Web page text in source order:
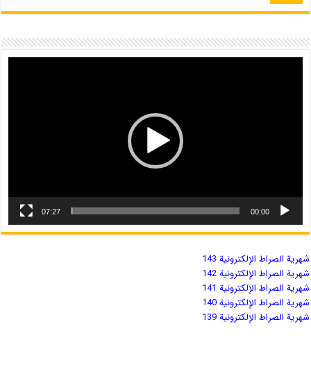
00:00
07:27
شهریة الصراط الإلكترونية 143
شهریة الصراط الإلكترونية 142
شهریة الصراط الإلكترونية 141
شهریة الصراط الإلكترونية 140
شهریة الصراط الإلكترونية 139